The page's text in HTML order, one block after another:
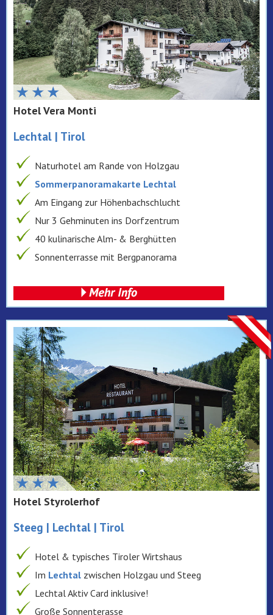
Hotel Vera Monti
Lechtal | Tirol
Naturhotel am Rande von Holzgau
Sommerpanoramakarte Lechtal
Am Eingang zur Höhenbachschlucht
Nur 3 Gehminuten ins Dorfzentrum
40 kulinarische Alm- & Berghütten
Sonnenterrasse mit Bergpanorama
Hotel Styrolerhof
Steeg | Lechtal | Tirol
Hotel & typisches Tiroler Wirtshaus
Im Lechtal zwischen Holzgau und Steeg
Lechtal Aktiv Card inklusive!
Große Sonnenterasse